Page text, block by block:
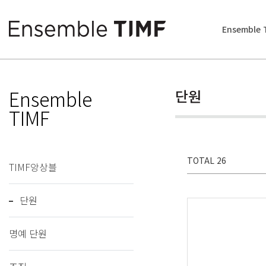
Ensemble
Ensemble
TIMF
TIMF앙상블
단원
명예 단원
단원
TOTAL 26